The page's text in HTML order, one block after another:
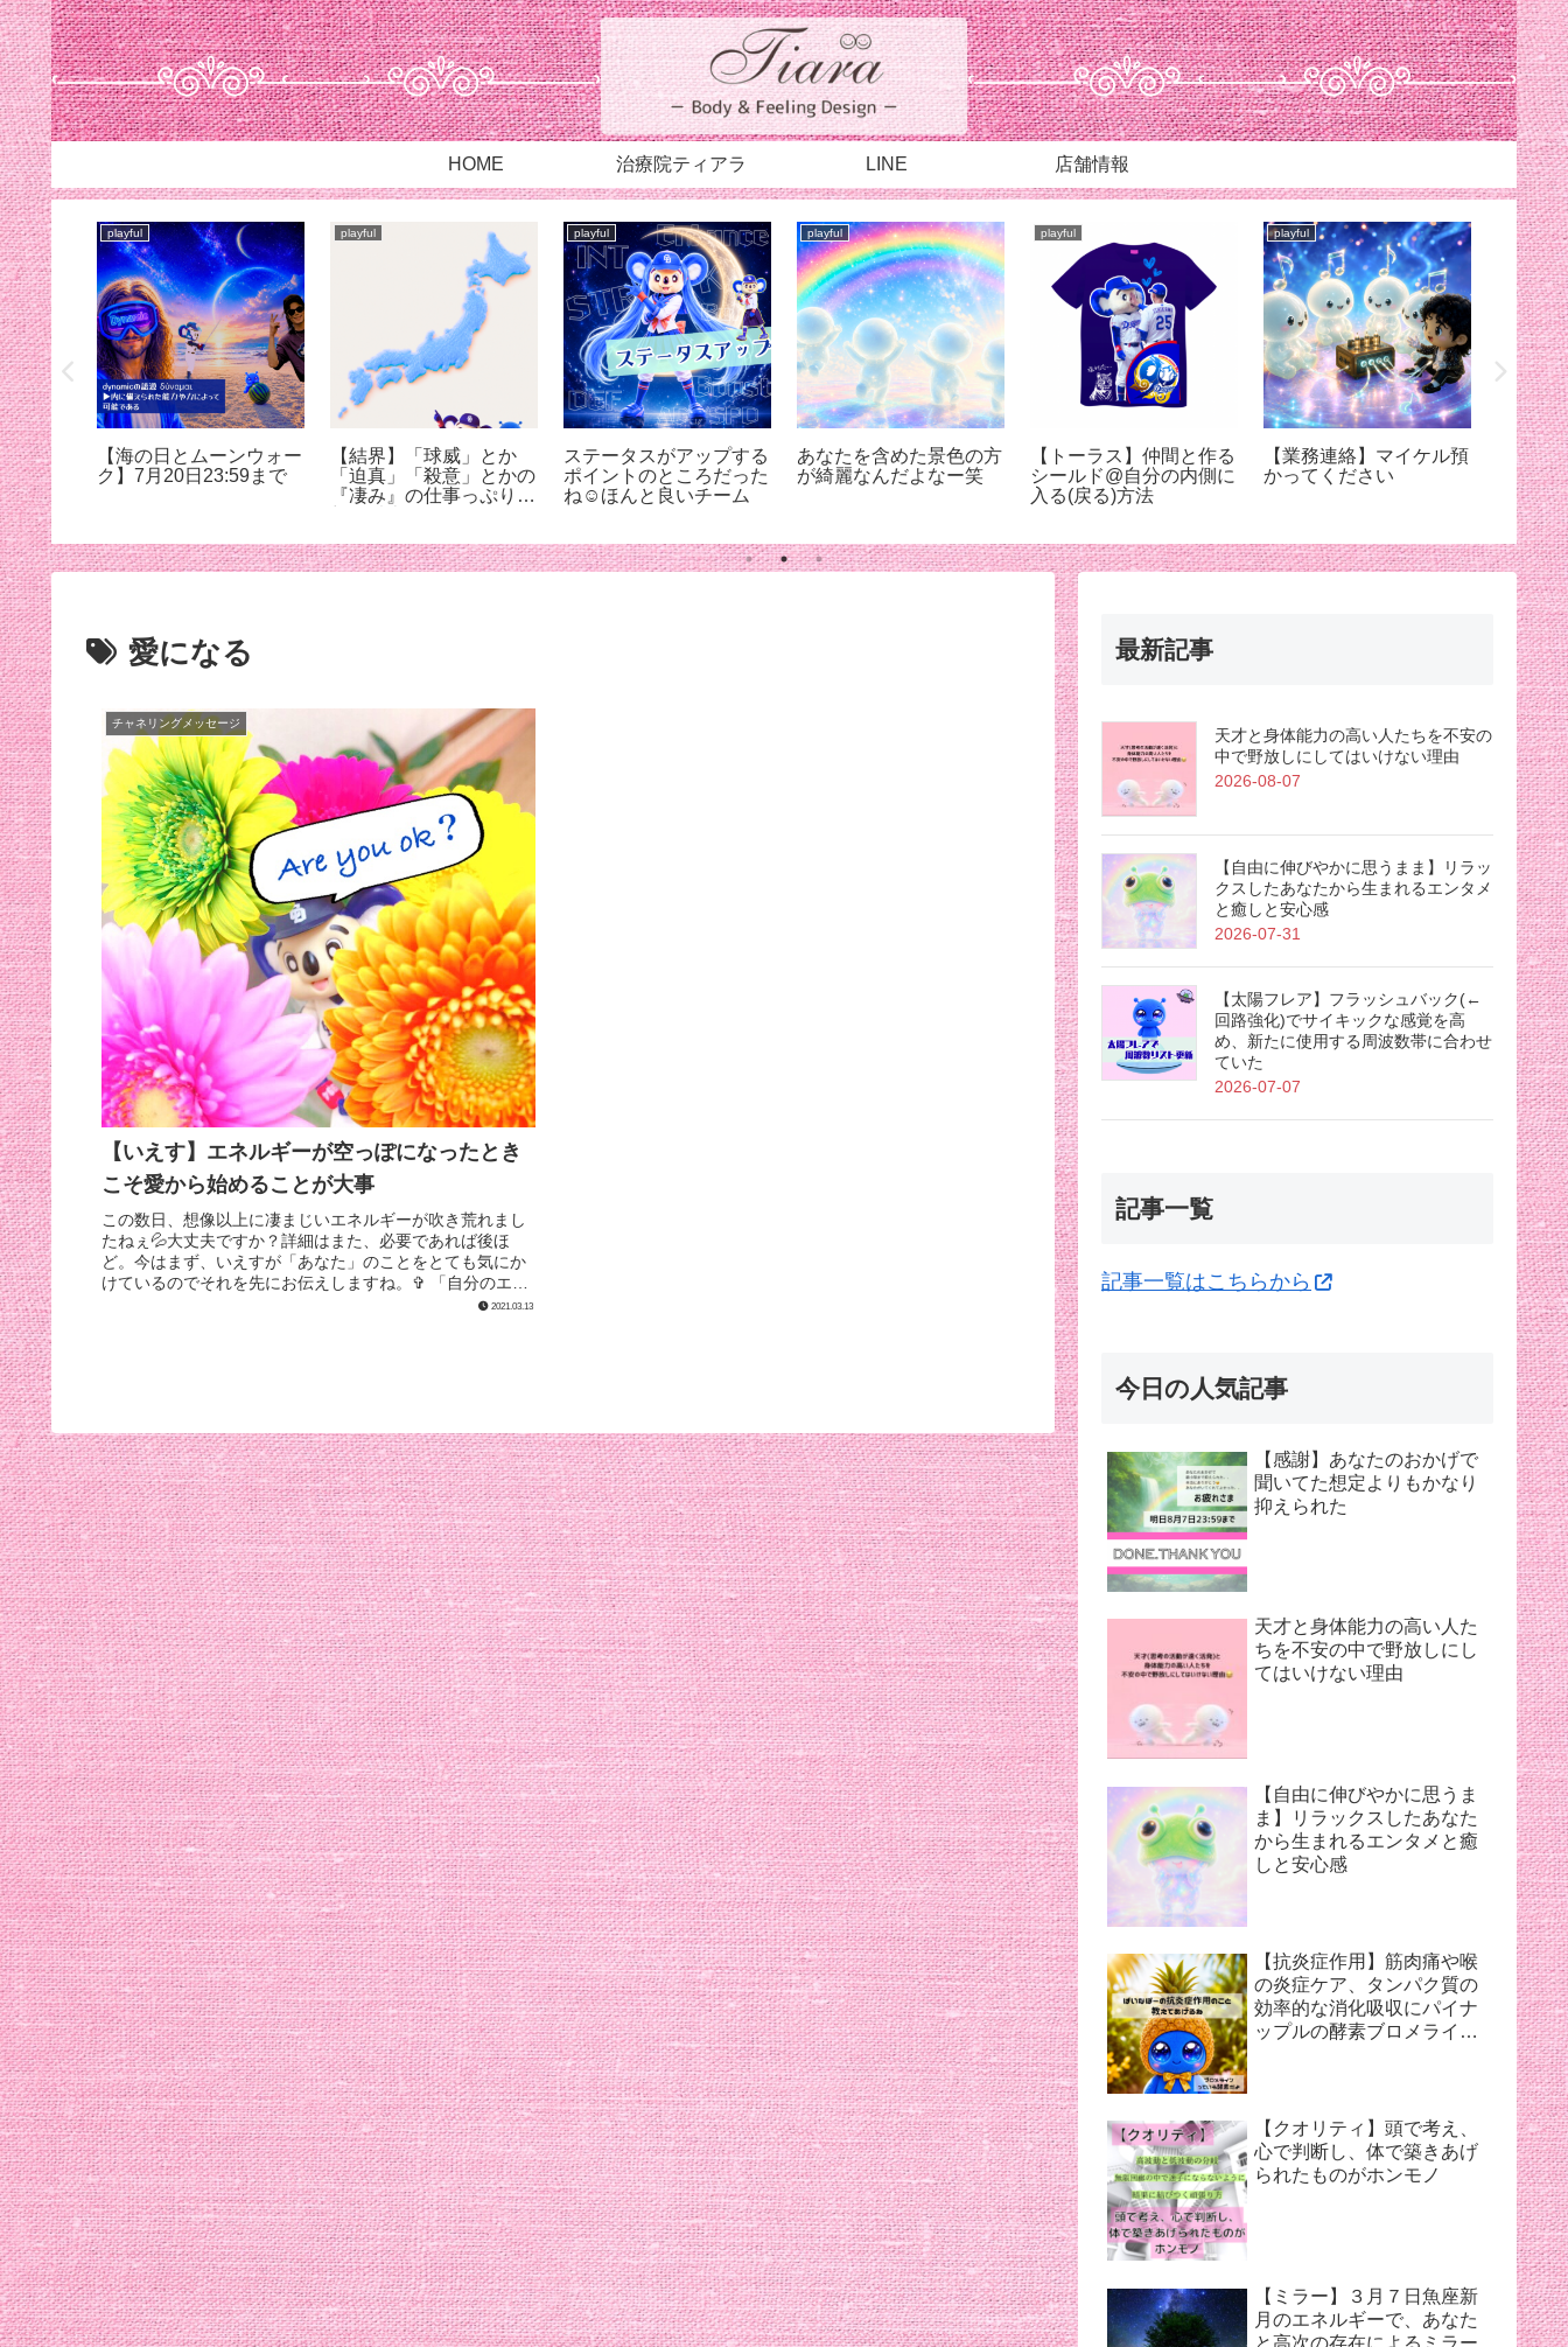
HOME 治療院ティアラ LINE 店舗情報
…
playful
【海の日とムーンウォー
ク】7月20日23:59まで
playful
【結界】「球威」とか
「迫真」「殺意」とかの
『凄み』の仕事っぷりが
playful
ステータスがアップする
ポイントのところだった
ね☺︎ほんと良いチーム
playful
あなたを含めた景色の方
が綺麗なんだよなー笑
playful
【トーラス】仲間と作る
シールド@自分の内側に
入る(戻る)方法
playful
【業務連絡】マイケル預
かってください
playful
【スリ
ろちょ
ケルに
【7月
愛になる
チャネリングメッセージ
【いえす】エネルギーが空っぽになったとき
こそ愛から始めることが大事
この数日、想像以上に凄まじいエネルギーが吹き荒れまし
たねぇ💦大丈夫ですか？詳細はまた、必要であれば後ほ
ど。今はまず、いえすが「あなた」のことをとても気にか
けているのでそれを先にお伝えしますね。✞ 「自分のエネ
2021.03.13
最新記事
天才と身体能力の高い人たちを不安の
中で野放しにしてはいけない理由
2026-08-07
【自由に伸びやかに思うまま】リラッ
クスしたあなたから生まれるエンタメ
と癒しと安心感
2026-07-31
【太陽フレア】フラッシュバック(←
回路強化)でサイキックな感覚を高
め、新たに使用する周波数帯に合わせ
ていた
2026-07-07
記事一覧
記事一覧はこちらから
今日の人気記事
【感謝】あなたのおかげで
聞いてた想定よりもかなり
抑えられた
天才と身体能力の高い人た
ちを不安の中で野放しにし
てはいけない理由
【自由に伸びやかに思うま
ま】リラックスしたあなた
から生まれるエンタメと癒
しと安心感
【抗炎症作用】筋肉痛や喉
の炎症ケア、タンパク質の
効率的な消化吸収にパイナ
ップルの酵素ブロメライン
【クオリティ】頭で考え、
心で判断し、体で築きあげ
られたものがホンモノ
【ミラー】３月７日魚座新
月のエネルギーで、あなた
と高次の存在によるミラー